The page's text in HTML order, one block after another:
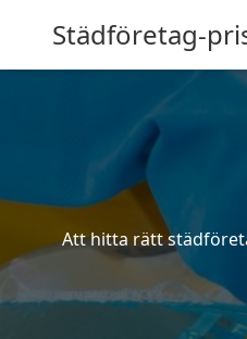
Städföretag-
Att hitta rätt